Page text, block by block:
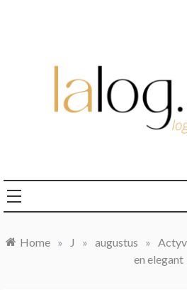
Home » J » augustus »
en elegant